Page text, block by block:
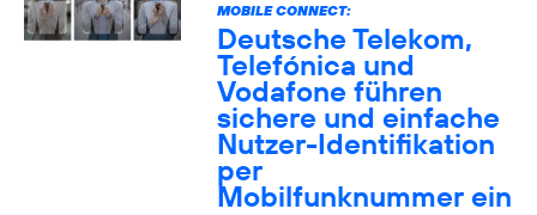
MOBILE CONNECT:
Deutsche Telekom,
Telefónica und
Vodafone führen
sichere und einfache
Nutzer-Identifikation
per
Mobilfunknummer ein